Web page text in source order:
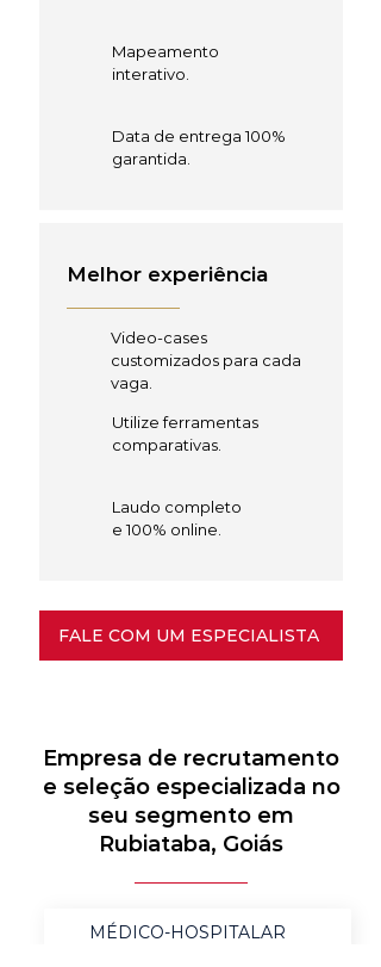
Mapeamento
interativo.
Data de entrega 100%
garantida.
Melhor experiência
Video-cases
customizados para cada
vaga.
Utilize ferramentas
comparativas.
Laudo completo
e 100% online.
FALE COM UM ESPECIALISTA
Empresa de recrutamento
e seleção especializada no
seu segmento em
Rubiataba, Goiás
MÉDICO-HOSPITALAR